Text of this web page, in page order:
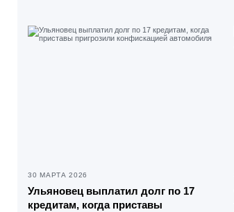
30 МАРТА 2026
Ульяновец выплатил долг по 17
кредитам, когда приставы